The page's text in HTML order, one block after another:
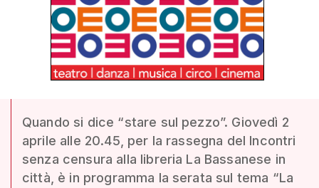
Quando si dice “stare sul pezzo”. Giovedì 2
aprile alle 20.45, per la rassegna del Incontri
senza censura alla libreria La Bassanese in
città, è in programma la serata sul tema “La